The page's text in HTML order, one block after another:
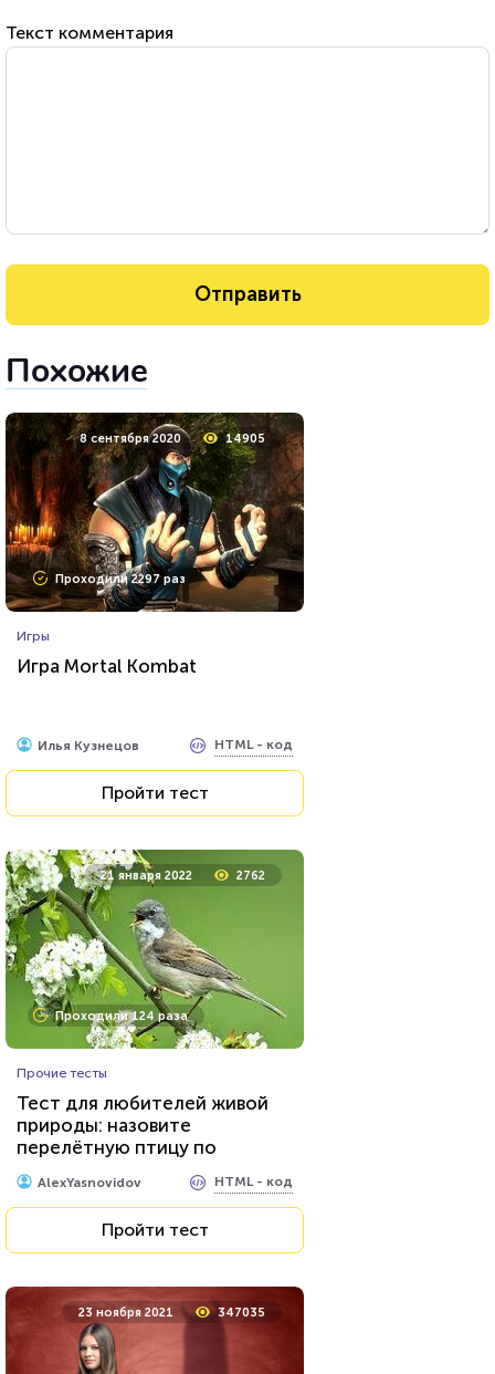
Текст комментария
Похожие
8 сентября 2020 14905
Проходили 2297 раз
Игры
Игра Mortal Kombat
Илья Кузнецов HTML - код
Пройти тест
21 января 2022 2762
Проходили 124 раза
Прочие тесты
Тест для любителей живой
природы: назовите
перелётную птицу по
фотографии
AlexYasnovidov HTML - код
Пройти тест
23 ноября 2021 347035